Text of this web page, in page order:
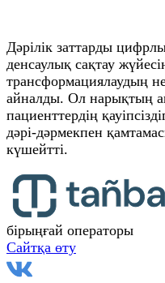
Дәрілік заттарды
денсаулық сақтау
трансформациялаудың
айналды. Ол нарықтың
пациенттердің
дәрі-дәрмекпен
күшейтті.
бірыңғай операторы
Сайтқа өту